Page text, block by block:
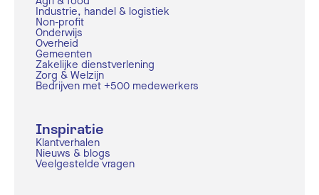
Industrie, handel & logistiek
Non-profit
Onderwijs
Overheid
Gemeenten
Zakelijke dienstverlening
Zorg & Welzijn
Bedrijven met +500 medewerkers
Inspiratie
Klantverhalen
Nieuws & blogs
Veelgestelde vragen